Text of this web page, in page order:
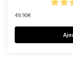
49.90€